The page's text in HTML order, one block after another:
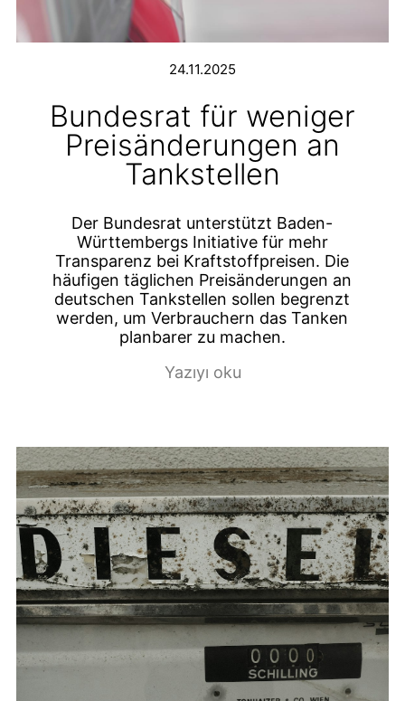
24.11.2025
Bundesrat für weniger
Preisänderungen an
Tankstellen
Der Bundesrat unterstützt Baden-
Württembergs Initiative für mehr
Transparenz bei Kraftstoffpreisen. Die
häufigen täglichen Preisänderungen an
deutschen Tankstellen sollen begrenzt
werden, um Verbrauchern das Tanken
planbarer zu machen.
Yazıyı oku